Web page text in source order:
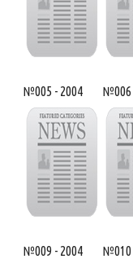
№005 - 2004 №006
№009 - 2004 №010